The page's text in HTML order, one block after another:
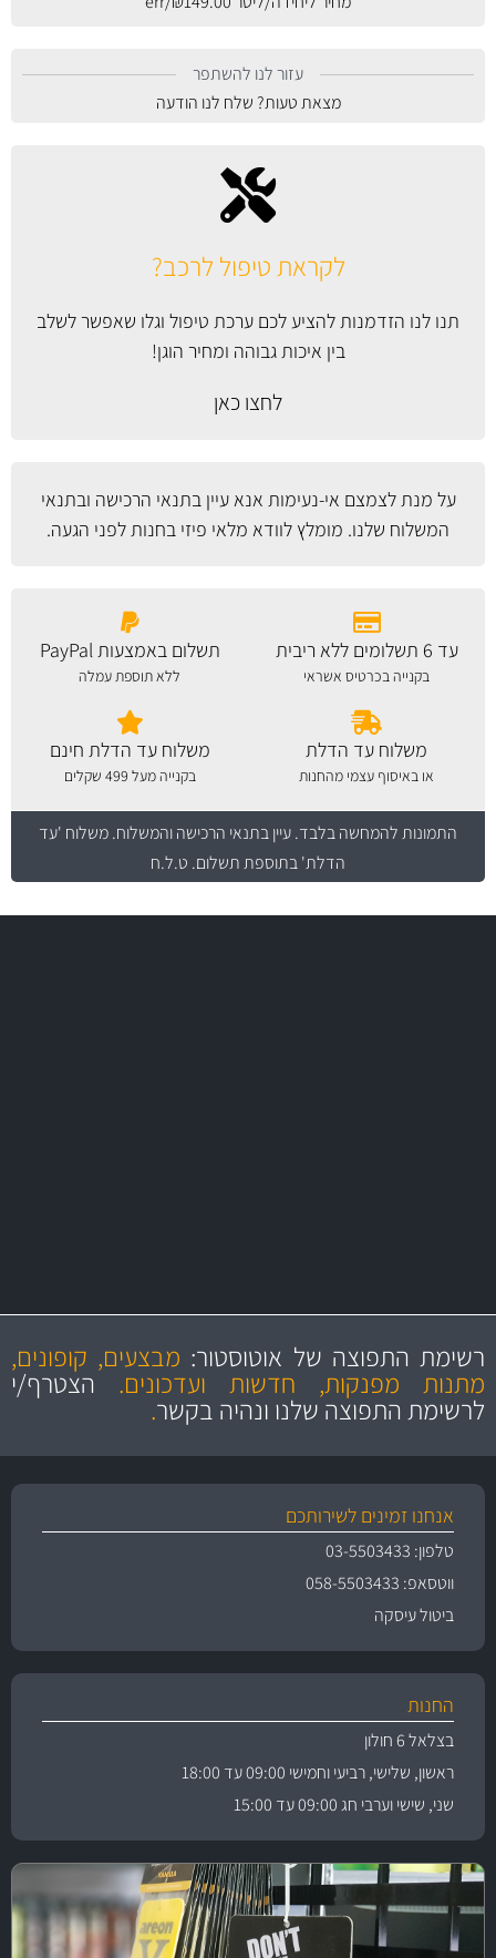
לקראת טיפול לרכב?
תנו לנו הזדמנות להציע לכם ערכת טיפול וגלו שאפשר לשלב
בין איכות גבוהה ומחיר הוגן!
לחצו כאן
על מנת לצמצם אי-נעימות אנא עייןבתנאי הרכישה ובתנאי
המשלוח שלנו. מומלץ לוודא מלאי פיזי בחנות לפני הגעה.
עזור לנו להשתפר
מצאת טעות? שלח לנו הודעה
עד 6 תשלומים ללא ריבית
בקנייה בכרטיס אשראי
תשלום באמצעות PayPal
ללא תוספת עמלה
משלוח עד הדלת
או באיסוף עצמי מהחנות
משלוח עד הדלת חינם
בקנייה מעל 499 שקלים
התמונות להמחשה בלבד.עיין בתנאי הרכישה והמשלוח. משלוח 'עד
הדלת' בתוספת תשלום. ט.ל.ח
מקצועיות
ושירות מצויין
מחירים
הוגנים
והיצע מוצרים איכותירשימת התפוצה של אוטוסטור: מבצעים, קופונים,
מתנות מפנקות, חדשות ועדכונים.הצטרף/י
לרשימת התפוצה שלנו ונהיה בקשר.
אנחנו זמינים לשירותכם
טלפון: 03-5503433
ווטסאפ: 058-5503433
ביטול עיסקה
החנות
בצלאל 6 חולון
ראשון, שלישי, רביעי וחמישי 09:00 עד 18:00
שני, שישי וערבי חג 09:00 עד 15:00